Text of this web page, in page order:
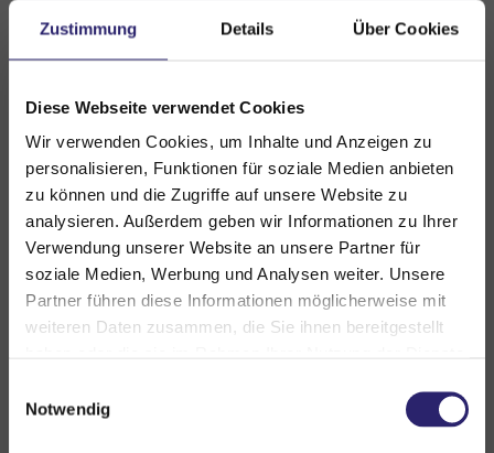
Zustimmung Details Über Cookies
Diese Webseite verwendet Cookies
Wir verwenden Cookies, um Inhalte und Anzeigen zu
personalisieren, Funktionen für soziale Medien anbieten
zu können und die Zugriffe auf unsere Website zu
analysieren. Außerdem geben wir Informationen zu Ihrer
Verwendung unserer Website an unsere Partner für
soziale Medien, Werbung und Analysen weiter. Unsere
Partner führen diese Informationen möglicherweise mit
weiteren Daten zusammen, die Sie ihnen bereitgestellt
Cookies, wenn Sie unsere Webseite weiterhin nutzen.
Notwendig
Stechampullen
Tabletten
Blutprodukte
sonstige Medikamente
Etiketten
Gerüche